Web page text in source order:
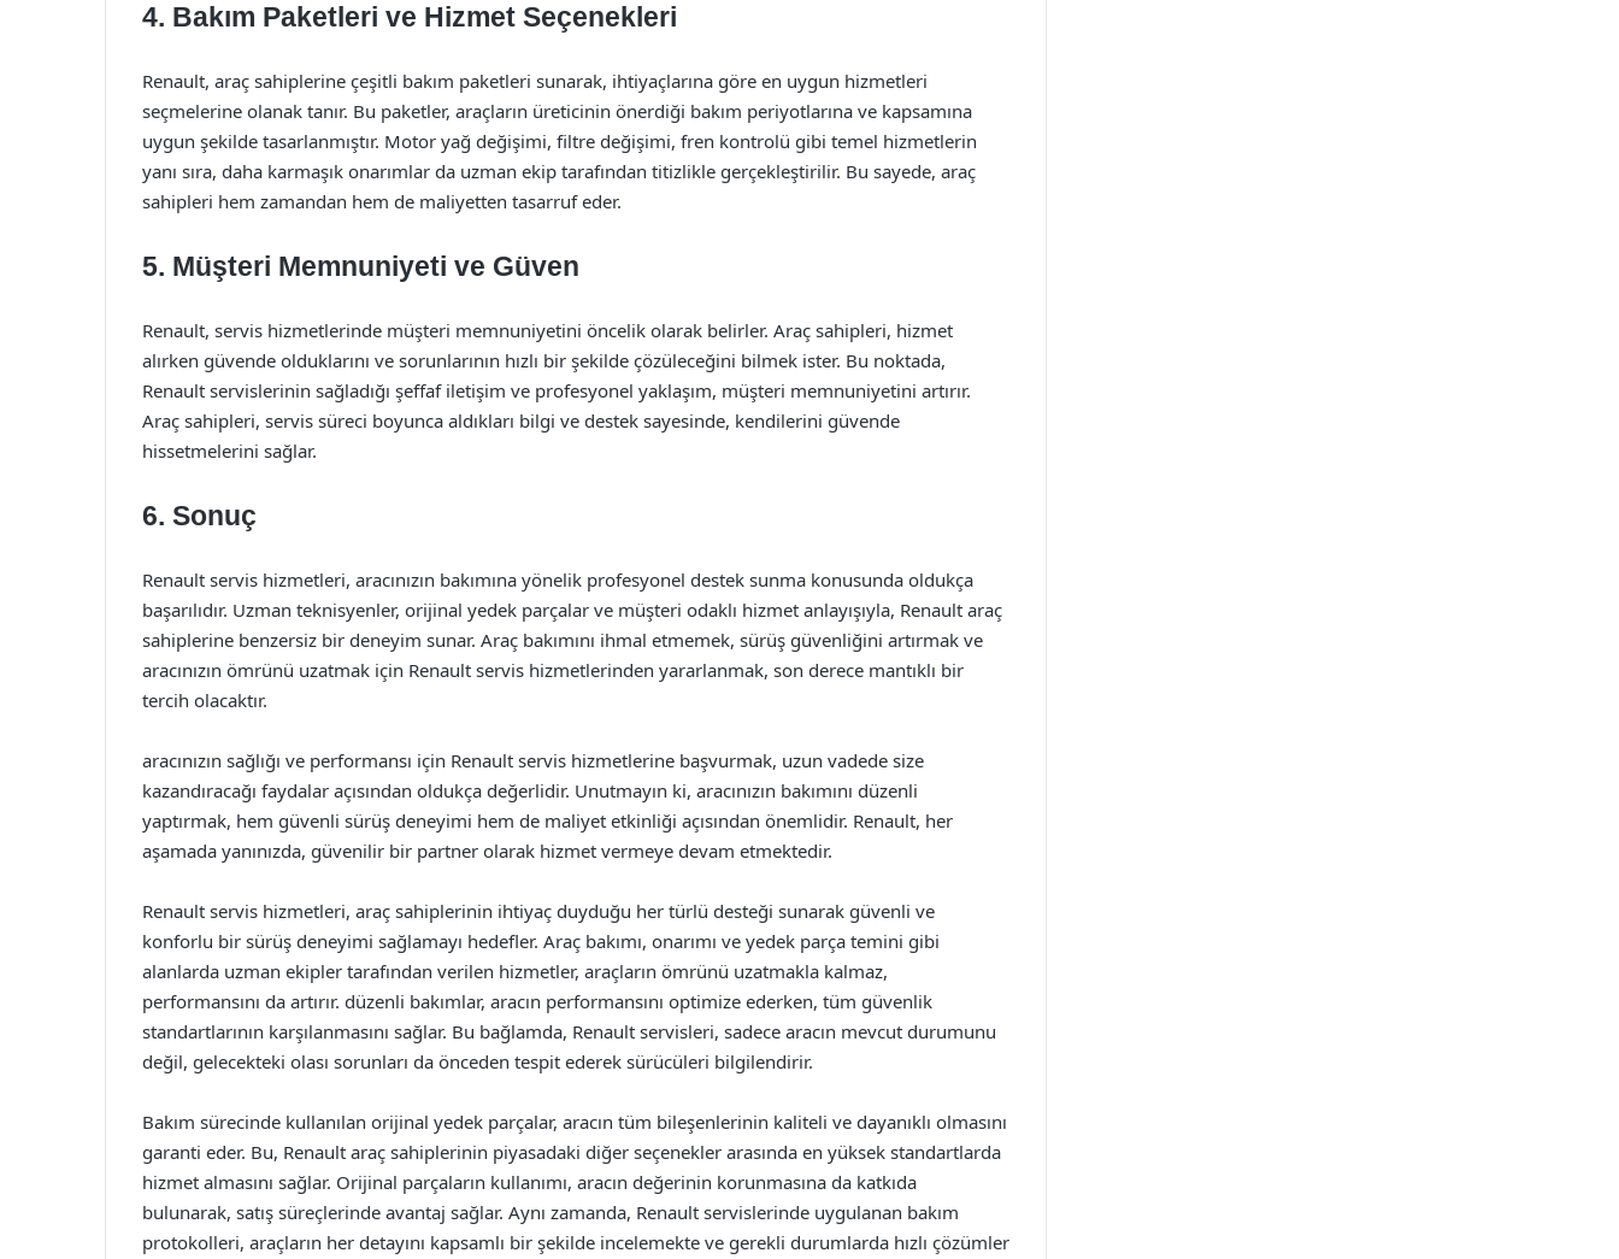
4. Bakım Paketleri ve Hizmet Seçenekleri
Renault, araç sahiplerine çeşitli bakım paketleri sunarak, ihtiyaçlarına göre en uygun hizmetleri
seçmelerine olanak tanır. Bu paketler, araçların üreticinin önerdiği bakım periyotlarına ve kapsamına
uygun şekilde tasarlanmıştır. Motor yağ değişimi, filtre değişimi, fren kontrolü gibi temel hizmetlerin
yanı sıra, daha karmaşık onarımlar da uzman ekip tarafından titizlikle gerçekleştirilir. Bu sayede, araç
sahipleri hem zamandan hem de maliyetten tasarruf eder.
5. Müşteri Memnuniyeti ve Güven
Renault, servis hizmetlerinde müşteri memnuniyetini öncelik olarak belirler. Araç sahipleri, hizmet
alırken güvende olduklarını ve sorunlarının hızlı bir şekilde çözüleceğini bilmek ister. Bu noktada,
Renault servislerinin sağladığı şeffaf iletişim ve profesyonel yaklaşım, müşteri memnuniyetini artırır.
Araç sahipleri, servis süreci boyunca aldıkları bilgi ve destek sayesinde, kendilerini güvende
hissetmelerini sağlar.
6. Sonuç
Renault servis hizmetleri, aracınızın bakımına yönelik profesyonel destek sunma konusunda oldukça
başarılıdır. Uzman teknisyenler, orijinal yedek parçalar ve müşteri odaklı hizmet anlayışıyla, Renault araç
sahiplerine benzersiz bir deneyim sunar. Araç bakımını ihmal etmemek, sürüş güvenliğini artırmak ve
aracınızın ömrünü uzatmak için Renault servis hizmetlerinden yararlanmak, son derece mantıklı bir
tercih olacaktır.
aracınızın sağlığı ve performansı için Renault servis hizmetlerine başvurmak, uzun vadede size
kazandıracağı faydalar açısından oldukça değerlidir. Unutmayın ki, aracınızın bakımını düzenli
yaptırmak, hem güvenli sürüş deneyimi hem de maliyet etkinliği açısından önemlidir. Renault, her
aşamada yanınızda, güvenilir bir partner olarak hizmet vermeye devam etmektedir.
Renault servis hizmetleri, araç sahiplerinin ihtiyaç duyduğu her türlü desteği sunarak güvenli ve
konforlu bir sürüş deneyimi sağlamayı hedefler. Araç bakımı, onarımı ve yedek parça temini gibi
alanlarda uzman ekipler tarafından verilen hizmetler, araçların ömrünü uzatmakla kalmaz,
performansını da artırır. düzenli bakımlar, aracın performansını optimize ederken, tüm güvenlik
standartlarının karşılanmasını sağlar. Bu bağlamda, Renault servisleri, sadece aracın mevcut durumunu
değil, gelecekteki olası sorunları da önceden tespit ederek sürücüleri bilgilendirir.
Bakım sürecinde kullanılan orijinal yedek parçalar, aracın tüm bileşenlerinin kaliteli ve dayanıklı olmasını
garanti eder. Bu, Renault araç sahiplerinin piyasadaki diğer seçenekler arasında en yüksek standartlarda
hizmet almasını sağlar. Orijinal parçaların kullanımı, aracın değerinin korunmasına da katkıda
bulunarak, satış süreçlerinde avantaj sağlar. Aynı zamanda, Renault servislerinde uygulanan bakım
protokolleri, araçların her detayını kapsamlı bir şekilde incelemekte ve gerekli durumlarda hızlı çözümler